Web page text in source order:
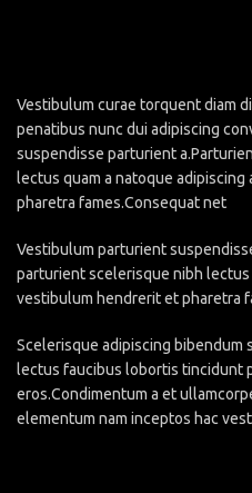
Vestibulum curae torquent diam
penatibus nunc dui adipiscing
suspendisse parturient
lectus quam a natoque
pharetra fames.Consequat net
Vestibulum parturient
parturient scelerisque nibh lectus
vestibulum hendrerit et pharetra
Scelerisque adipiscing bibendum
lectus faucibus lobortis tincidunt
eros.Condimentum a et
elementum nam inceptos hac